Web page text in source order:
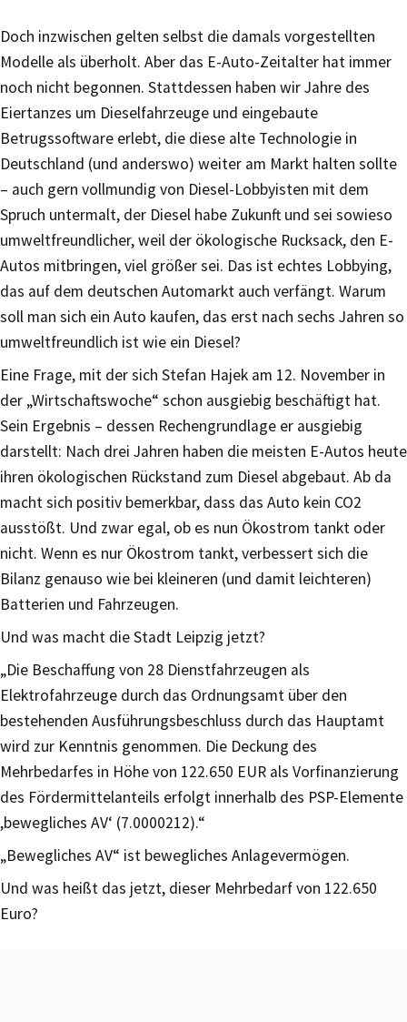
Doch inzwischen gelten selbst die damals vorgestellten
Modelle als überholt. Aber das E-Auto-Zeitalter hat immer
noch nicht begonnen. Stattdessen haben wir Jahre des
Eiertanzes um Dieselfahrzeuge und eingebaute
Betrugssoftware erlebt, die diese alte Technologie in
Deutschland (und anderswo) weiter am Markt halten sollte
– auch gern vollmundig von Diesel-Lobbyisten mit dem
Spruch untermalt, der Diesel habe Zukunft und sei sowieso
umweltfreundlicher, weil der ökologische Rucksack, den E-
Autos mitbringen, viel größer sei. Das ist echtes Lobbying,
das auf dem deutschen Automarkt auch verfängt. Warum
soll man sich ein Auto kaufen, das erst nach sechs Jahren so
umweltfreundlich ist wie ein Diesel?
Eine Frage, mit der sich Stefan Hajek am 12. November in
der „Wirtschaftswoche“ schon ausgiebig beschäftigt hat.
Sein Ergebnis – dessen Rechengrundlage er ausgiebig
darstellt: Nach drei Jahren haben die meisten E-Autos heute
ihren ökologischen Rückstand zum Diesel abgebaut. Ab da
macht sich positiv bemerkbar, dass das Auto kein CO2
ausstößt. Und zwar egal, ob es nun Ökostrom tankt oder
nicht. Wenn es nur Ökostrom tankt, verbessert sich die
Bilanz genauso wie bei kleineren (und damit leichteren)
Batterien und Fahrzeugen.
Und was macht die Stadt Leipzig jetzt?
„Die Beschaffung von 28 Dienstfahrzeugen als
Elektrofahrzeuge durch das Ordnungsamt über den
bestehenden Ausführungsbeschluss durch das Hauptamt
wird zur Kenntnis genommen. Die Deckung des
Mehrbedarfes in Höhe von 122.650 EUR als Vorfinanzierung
des Fördermittelanteils erfolgt innerhalb des PSP-Elemente
,bewegliches AV‘ (7.0000212).“
„Bewegliches AV“ ist bewegliches Anlagevermögen.
Und was heißt das jetzt, dieser Mehrbedarf von 122.650
Euro?